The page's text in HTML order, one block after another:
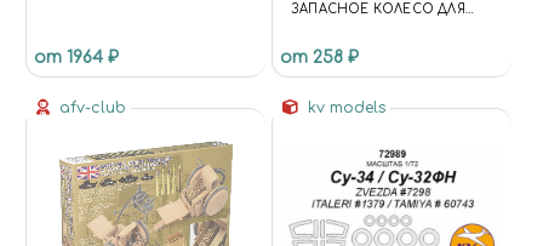
от 1964 ₽
ЗАПАСНОЕ КОЛЕСО ДЛЯ
от 258 ₽
afv-club kv models